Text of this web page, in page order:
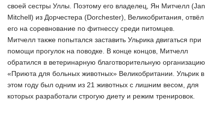
своей сестры Уллы. Поэтому его владелец, Ян Митчелл (Jan
Mitchell) из Дорчестера (Dorchester), Великобритания, отвёл
его на соревнование по фитнессу среди питомцев.
Митчелл также попытался заставить Ульрика двигаться при
помощи прогулок на поводке. В конце концов, Митчелл
обратился в ветеринарную благотворительную организацию
«Приюта для больных животных» Великобритании. Ульрик в
этом году был одним из 21 животных с лишним весом, для
которых разработали строгую диету и режим тренировок.